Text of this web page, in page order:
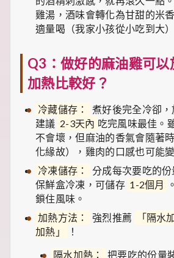
雞湯，酒味會轉化為甘甜的米
適量喝（我家小孩從小吃到大）
Q3：做好的麻油雞可以
加熱比較好？
冷藏儲存：
煮好後完全冷卻，
建議 2-3天內 吃完風味最佳。
不會壞，但麻油的香氣會隨著
化緣故），雞肉的口感也可能
冷凍儲存：
分成每次要吃的
保鮮盒冷凍，可儲存 1-2個月
鎖住風味。
加熱方法：
強烈推薦 「隔水
加熱」
！
隔水加熱：
把要吃的份量